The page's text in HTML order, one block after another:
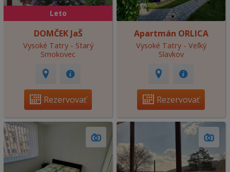
Leto
DOMČEK JaŠ
Vysoké Tatry - Starý
Smokovec
Rezervovať
Apartmán ORLICA
Vysoké Tatry - Veľký
Slavkov
Rezervovať